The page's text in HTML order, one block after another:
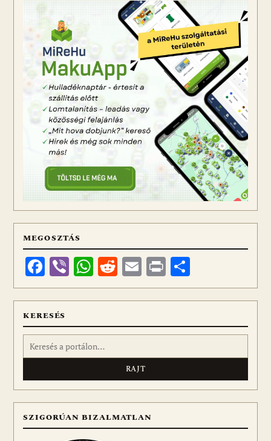
MEGOSZTÁS
Facebook
ViberWhatsApp
Reddit
Email
Print
meg
KERESÉS
Keresés:
SZIGORÚAN BIZALMATLAN